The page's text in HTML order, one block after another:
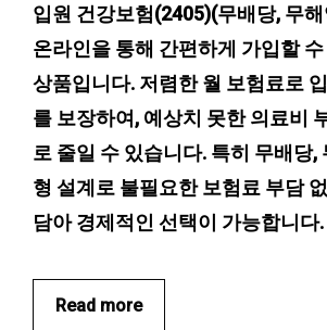
입원 건강보험(2405)(무배당, 무
온라인을 통해 간편하게 가입할
상품입니다. 저렴한 월 보험료로
를 보장하여, 예상치 못한 의료비
로 줄일 수 있습니다. 특히 무배당,
형 설계로 불필요한 보험료 부담
담아 경제적인 선택이 가능합니다
Read more